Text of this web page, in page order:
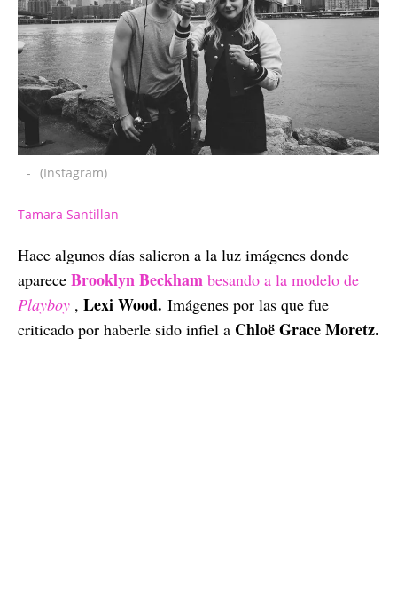
- (Instagram)
Tamara Santillan
Hace algunos días salieron a la luz imágenes donde
aparece Brooklyn Beckham besando a la modelo de
Playboy , Lexi Wood. Imágenes por las que fue
criticado por haberle sido infiel a Chloë Grace Moretz.